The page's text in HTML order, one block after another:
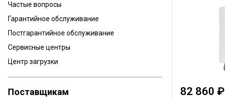
Частые вопросы
Гарантийное обслуживание
Постгарантийное обслуживание
Сервисные центры
Центр загрузки
Поставщикам 82 860 ₽